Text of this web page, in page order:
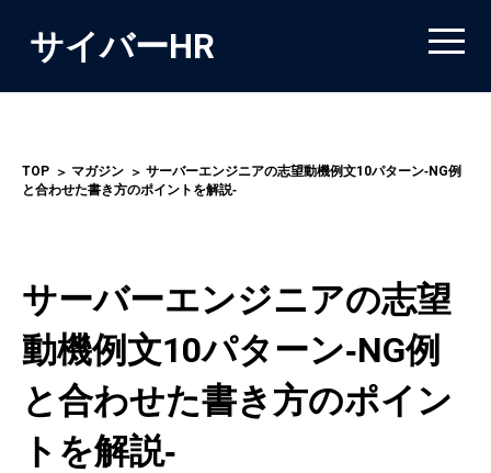
サイバーHR
TOP マガジン
サーバーエンジニアの志望動機例文10パターン‐NG例
と合わせた書き方のポイントを解説‐
サーバーエンジニアの志望
動機例文10パターン‐NG例
と合わせた書き方のポイン
トを解説‐